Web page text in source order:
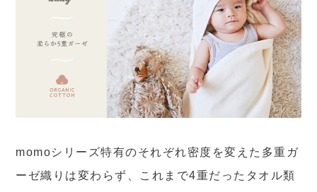
momoシリーズ特有のそれぞれ密度を変えた多重ガ
ーゼ織りは変わらず、これまで4重だったタオル類